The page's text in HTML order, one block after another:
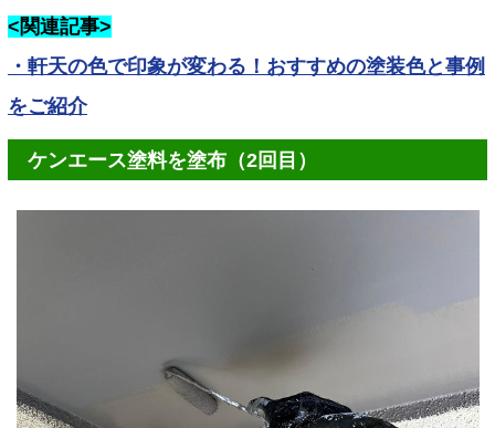
<関連記事>
・軒天の色で印象が変わる！おすすめの塗装色と事例
をご紹介
ケンエース塗料を塗布（2回目）